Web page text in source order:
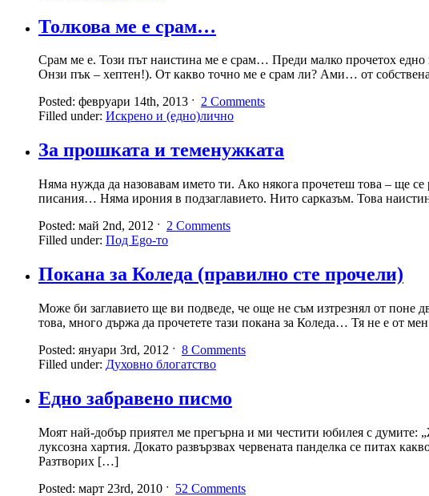
Толкова ме е срам…
Срам ме е. Този път наистина ме е срам… Преди малко прочетох
Онзи пък – хептен!). От какво точно ме е срам ли? Ами… от
Posted: февруари 14th, 2013 ˑ 2 Comments
Filled under: Искрено и (едно)лично
За прошката и теменужката
Няма нужда да назовавам името ти. Ако някога прочетеш това – ще
писания… Няма ирония в подзаглавието. Нито сарказъм. Това
Posted: май 2nd, 2012 ˑ 2 Comments
Filled under: Под Ego-то
Покана за Коледа (правилно сте прочели)
Може би заглавието ще ви подведе, че още не съм изтрезнял от
това, много държа да прочетете тази покана за Коледа… Тя не е от
Posted: януари 3rd, 2012 ˑ 8 Comments
Filled under: Духовно блогатство
Едно забравено писмо
Моят най-добър приятел ме прегърна и ми честити юбилея с думите:
луксозна хартия. Докато развързвах червената панделка се питах
Разтворих […]
Posted: март 23rd, 2010 ˑ 52 Comments